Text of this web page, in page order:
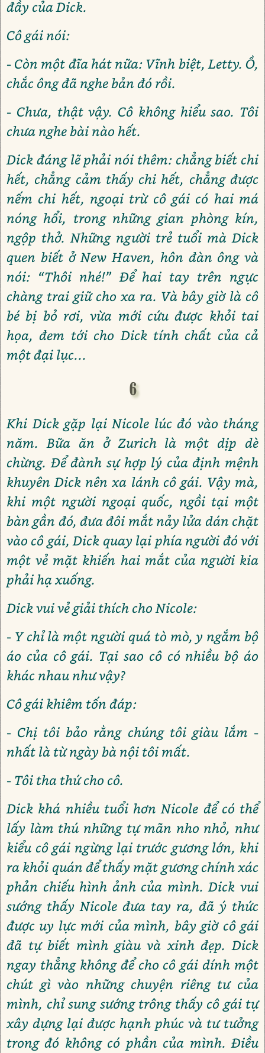
đầy của Dick.
Cô gái nói:
- Còn một đĩa hát nữa: Vĩnh biệt, Letty. Ồ,
chắc ông đã nghe bản đó rồi.
- Chưa, thật vậy. Cô không hiểu sao. Tôi
chưa nghe bài nào hết.
Dick đáng lẽ phải nói thêm: chẳng biết chi
hết, chẳng cảm thấy chi hết, chẳng được
nếm chi hết, ngoại trừ cô gái có hai má
nóng hổi, trong những gian phòng kín,
ngộp thở. Những người trẻ tuổi mà Dick
quen biết ở New Haven, hôn đàn ông và
nói: “Thôi nhé!” Để hai tay trên ngực
chàng trai giữ cho xa ra. Và bây giờ là cô
bé bị bỏ rơi, vừa mới cứu được khỏi tai
họa, đem tới cho Dick tính chất của cả
một đại lục...
6
Khi Dick gặp lại Nicole lúc đó vào tháng
năm. Bữa ăn ở Zurich là một dịp dè
chừng. Để đành sự hợp lý của định mệnh
khuyên Dick nên xa lánh cô gái. Vậy mà,
khi một người ngoại quốc, ngồi tại một
bàn gần đó, đưa đôi mắt nảy lửa dán chặt
vào cô gái, Dick quay lại phía người đó với
một vẻ mặt khiến hai mắt của người kia
phải hạ xuống.
Dick vui vẻ giải thích cho Nicole:
- Y chỉ là một người quá tò mò, y ngắm bộ
áo của cô gái. Tại sao cô có nhiều bộ áo
khác nhau như vậy?
Cô gái khiêm tốn đáp:
- Chị tôi bảo rằng chúng tôi giàu lắm -
nhất là từ ngày bà nội tôi mất.
- Tôi tha thứ cho cô.
Dick khá nhiều tuổi hơn Nicole để có thể
lấy làm thú những tự mãn nho nhỏ, như
kiểu cô gái ngừng lại trước gương lớn, khi
ra khỏi quán để thấy mặt gương chính xác
phản chiếu hình ảnh của mình. Dick vui
sướng thấy Nicole đưa tay ra, đã ý thức
được uy lực mới của mình, bây giờ cô gái
đã tự biết mình giàu và xinh đẹp. Dick
ngay thẳng không để cho cô gái dính một
chút gì vào những chuyện riêng tư của
mình, chỉ sung sướng trông thấy cô gái tự
xây dựng lại được hạnh phúc và tư tưởng
trong đó không có phần của mình. Điều